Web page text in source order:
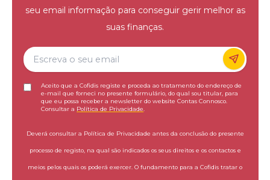
seu email informação para conseguir gerir melhor as
suas finanças.
Aceito que a Cofidis registe e proceda ao tratamento do endereço de
e-mail que forneci no presente formulário, do qual sou titular, para
que eu possa receber a newsletter do website Contas Connosco.
Consultar a Política de Privacidade
Deverá consultar a Política de Privacidade antes da conclusão do presente
processo de registo, na qual são indicados os seus direitos e os contactos e
meios pelos quais os poderá exercer. O fundamento para a Cofidis tratar o